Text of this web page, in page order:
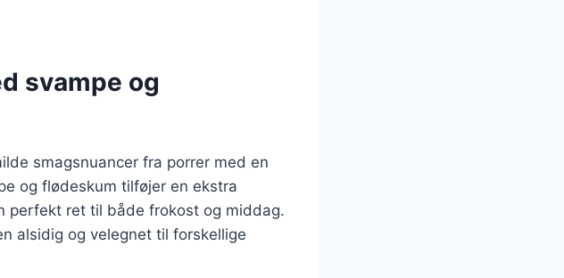
svampe og
smagsnuancer fra porrer med en
og flødeskum tilføjer en ekstra
perfekt ret til både frokost og middag.
alsidig og velegnet til forskellige